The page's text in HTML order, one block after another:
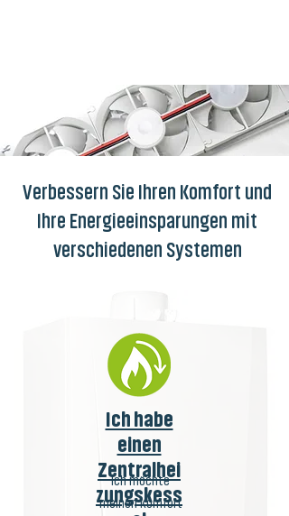
Verbessern Sie Ihren Komfort und
Ihre Energieeinsparungen mit
verschiedenen Systemen
Ich habe
einen
Zentralhei
zungskess
Ich möchte
meinen Komfort